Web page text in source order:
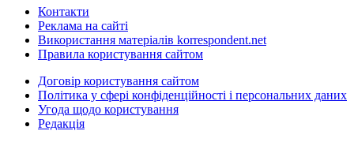
Контакти
Реклама на сайті
Використання матеріалів korrespondent.net
Правила користування сайтом
Договір користування сайтом
Політика у сфері конфіденційності і персональних даних
Угода щодо користування
Редакція